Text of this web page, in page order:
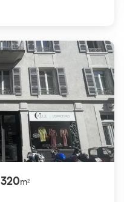
320m²